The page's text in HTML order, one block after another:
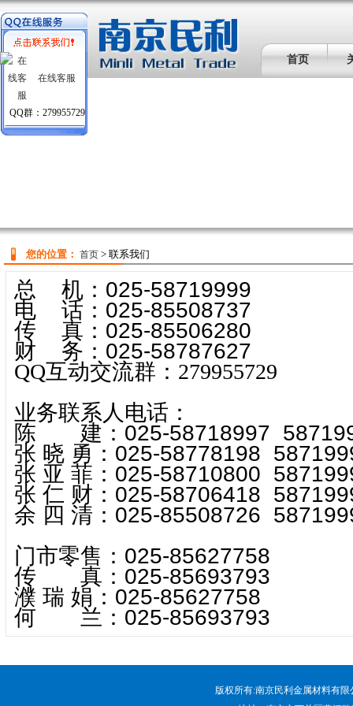
首页
您的位置： 首页 > 联系我们
总 机：025-58719999
电 话：025-85508737
传 真：025-85506280
财 务：025-58787627
QQ互动交流群：279955729
业务联系人电话：
陈 建：025-58718997
张 晓 勇：025-58778198
张 亚 菲：025-58710800
张 仁 财：025-58706418
余 四 清：025-85508726
门市零售：025-85627758
传 真：025-85693793
濮 瑞 娟：025-85627758
何 兰：025-85693793
版权所有:南京民利金属材料有
在线客服
QQ群：279955729